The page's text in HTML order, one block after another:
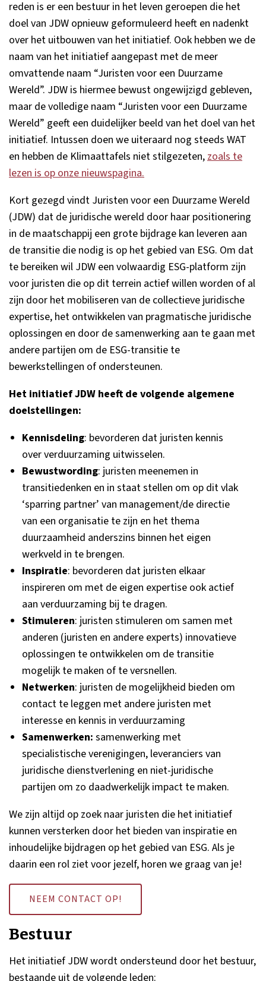
reden is er een bestuur in het leven geroepen die het
doel van JDW opnieuw geformuleerd heeft en nadenkt
over het uitbouwen van het initiatief. Ook hebben we de
naam van het initiatief aangepast met de meer
omvattende naam “Juristen voor een Duurzame
Wereld”. JDW is hiermee bewust ongewijzigd gebleven,
maar de volledige naam “Juristen voor een Duurzame
Wereld” geeft een duidelijker beeld van het doel van het
initiatief. Intussen doen we uiteraard nog steeds WAT
en hebben de Klimaattafels niet stilgezeten,zoals te
lezen is op onze nieuwspagina.
Kort gezegd vindt Juristen voor een Duurzame Wereld
(JDW) dat de juridische wereld door haar positionering
in de maatschappij een grote bijdrage kan leveren aan
de transitie die nodig is op het gebied van ESG. Om dat
te bereiken wil JDW een volwaardig ESG-platform zijn
voor juristen die op dit terrein actief willen worden of al
zijn door het mobiliseren van de collectieve juridische
expertise, het ontwikkelen van pragmatische juridische
oplossingen en door de samenwerking aan te gaan met
andere partijen om de ESG-transitie te
bewerkstellingen of ondersteunen.
Het initiatief JDW heeft de volgende algemene
doelstellingen:
Kennisdeling: bevorderen dat juristen kennis
over verduurzaming uitwisselen.
Bewustwording: juristen meenemen in
transitiedenken en in staat stellen om op dit vlak
‘sparring partner’ van management/de directie
van een organisatie te zijn en het thema
duurzaamheid anderszins binnen het eigen
werkveld in te brengen.
Inspiratie: bevorderen dat juristen elkaar
inspireren om met de eigen expertise ook actief
aan verduurzaming bij te dragen.
Stimuleren: juristen stimuleren om samen met
anderen (juristen en andere experts) innovatieve
oplossingen te ontwikkelen om de transitie
mogelijk te maken of te versnellen.
Netwerken: juristen de mogelijkheid bieden om
contact te leggen met andere juristen met
interesse en kennis in verduurzaming
Samenwerken: samenwerking met
specialistische verenigingen, leveranciers van
juridische dienstverlening en niet-juridische
partijen om zo daadwerkelijk impact te maken.
We zijn altijd op zoek naar juristen die het initiatief
kunnen versterken door het bieden van inspiratie en
inhoudelijke bijdragen op het gebied van ESG. Als je
daarin een rol ziet voor jezelf, horen we graag van je!
NEEM CONTACT OP!
Bestuur
Het initiatief JDW wordt ondersteund door het bestuur,
bestaande uit de volgende leden: